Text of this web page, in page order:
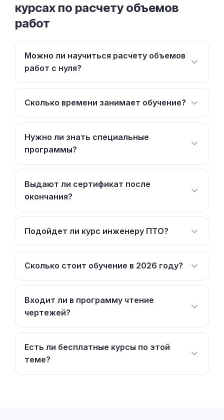
курсах по расчету объемов
работ
Можно ли научиться расчету объемов
работ с нуля?
Сколько времени занимает обучение?
Нужно ли знать специальные
программы?
Выдают ли сертификат после
окончания?
Подойдет ли курс инженеру ПТО?
Сколько стоит обучение в 2026 году?
Входит ли в программу чтение
чертежей?
Есть ли бесплатные курсы по этой
теме?